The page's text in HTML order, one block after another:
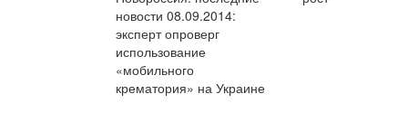
новости 08.09.2014:
эксперт опроверг
использование
«мобильного
крематория» на Украине